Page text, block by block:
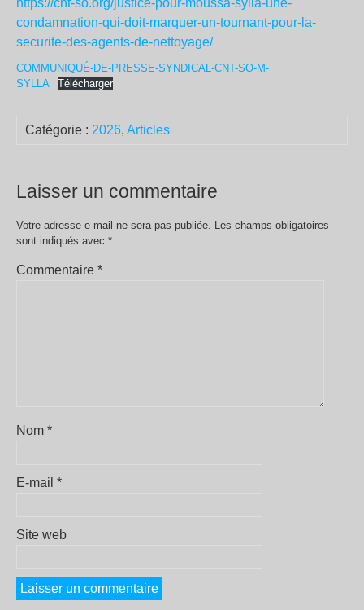
condamnation-qui-doit-marquer-un-tournant-pour-la-
securite-des-agents-de-nettoyage/
COMMUNIQUÉ-DE-PRESSE-SYNDICAL-CNT-SO-M-
SYLLA
Télécharger
Catégorie : 2026, Articles
Laisser un commentaire
Votre adresse e-mail ne sera pas publiée.
Les champs obligatoires
sont indiqués avec *
Commentaire *
Nom *
E-mail *
Site web